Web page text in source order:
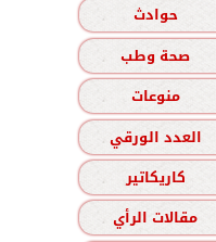
حوادث
صحة وطب
منوعات
العدد الورقي
كاريكاتير
مقالات الرأي